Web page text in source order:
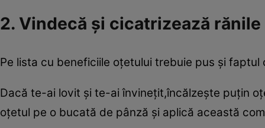
2. Vindecă şi cicatrizează rănile
Pe lista cu beneficiile oţetului trebuie pus şi faptul
Dacă te-ai lovit şi te-ai învineţit,încălzeşte puţin
oţetul pe o bucată de pânză şi aplică această